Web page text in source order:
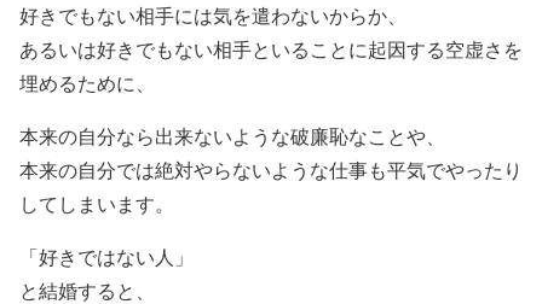
好きでもない相手には気を遣わないからか、
あるいは好きでもない相手といることに起因する空虚さを
埋めるために、
本来の自分なら出来ないような破廉恥なことや、
本来の自分では絶対やらないような仕事も平気でやったり
してしまいます。
「好きではない人」
と結婚すると、